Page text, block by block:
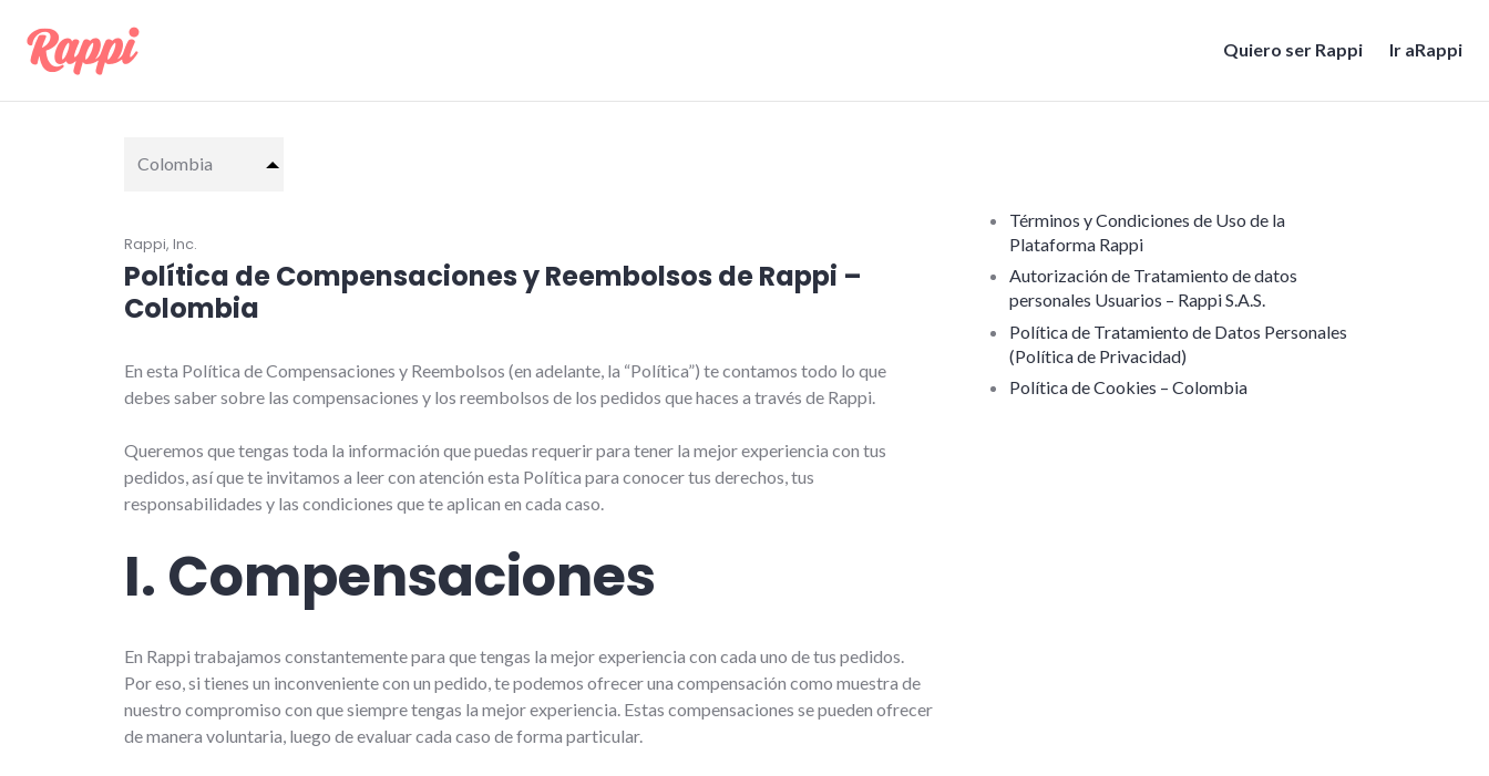
content
Legal | Rappi
Quiero ser Rappi Ir aRappi
Colombia
Rappi, Inc.
Política de Compensaciones y Reembolsos de Rappi –
Colombia
En esta Política de Compensaciones y Reembolsos (en adelante, la “Política”) te contamos todo lo que
debes saber sobre las compensaciones y los reembolsos de los pedidos que haces a través de Rappi.
Queremos que tengas toda la información que puedas requerir para tener la mejor experiencia con tus
pedidos, así que te invitamos a leer con atención esta Política para conocer tus derechos, tus
responsabilidades y las condiciones que te aplican en cada caso.
I. Compensaciones
En Rappi trabajamos constantemente para que tengas la mejor experiencia con cada uno de tus pedidos.
Por eso, si tienes un inconveniente con un pedido, te podemos ofrecer una compensación como muestra de
nuestro compromiso con que siempre tengas la mejor experiencia. Estas compensaciones se pueden ofrecer
de manera voluntaria, luego de evaluar cada caso de forma particular.
Términos y Condiciones de Uso de la
Plataforma Rappi
Autorización de Tratamiento de datos
personales Usuarios – Rappi S.A.S.
Política de Tratamiento de Datos Personales
(Política de Privacidad)
Política de Cookies – Colombia